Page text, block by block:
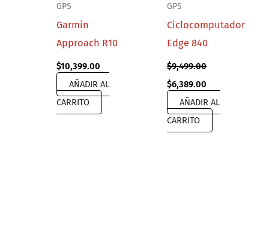
GPS
Garmin
Approach R10
$10,399.00
AÑADIR AL
CARRITO
GPS
Ciclocomputador
Edge 840
$9,499.00
Original
price
was:
$9,499.00.
$6,389.00
price
is:
$6,389.00.
AÑADIR AL
CARRITO